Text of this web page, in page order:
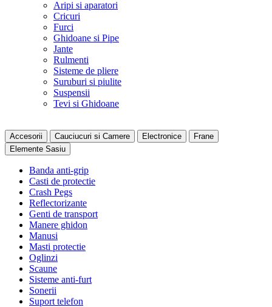
Aripi si aparatori
Cricuri
Furci
Ghidoane si Pipe
Jante
Rulmenti
Sisteme de pliere
Suruburi si piulite
Suspensii
Tevi si Ghidoane
Accesorii Cauciucuri si Camere Electronice
Frane
Elemente Sasiu
Banda anti-grip
Casti de protectie
Crash Pegs
Reflectorizante
Genti de transport
Manere ghidon
Manusi
Masti protectie
Oglinzi
Scaune
Sisteme anti-furt
Sonerii
Suport telefon